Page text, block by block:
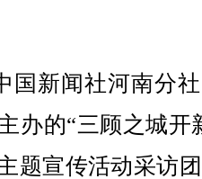
新闻社河南分社
办的“三顾之城开
题宣传活动采访